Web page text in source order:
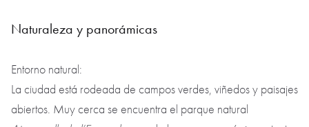
Naturaleza y panorámicas
Entorno natural:
La ciudad está rodeada de campos verdes, viñedos y paisajes
abiertos. Muy cerca se encuentra el parque natural